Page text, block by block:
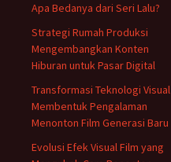
Apa Bedanya dari Seri Lalu?
Strategi Rumah Produksi
Mengembangkan Konten
Hiburan untuk Pasar Digital
Transformasi Teknologi Visual
Membentuk Pengalaman
Menonton Film Generasi Baru
Evolusi Efek Visual Film yang